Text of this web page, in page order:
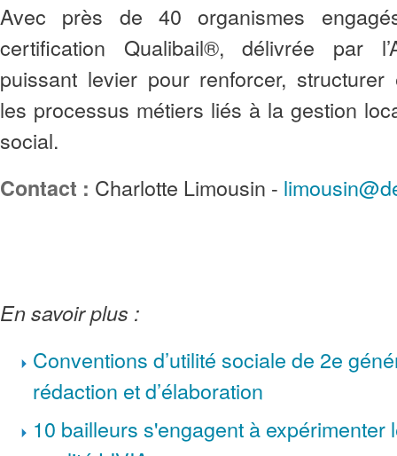
Avec près de 40 organismes
certification Qualibail®, délivrée par
puissant levier pour renforcer, structurer
les processus métiers liés à la gestion
social.
Contact : Charlotte Limousin -
En savoir plus :
Conventions d’utilité sociale de 2e
rédaction et d’élaboration
10 bailleurs s'engagent à expérimenter